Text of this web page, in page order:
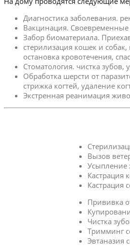
Диагностика заболевания.
Вакцинация.
Забор биоматериала.
стерилизация кошек и
остановка кровотечения,
Стоматология. чистка зубов,
Обработка шерсти от
стрижка когтей, удаление
Экстренная реанимация
Вызов
Усыпление
Кастрация
Кастрация
Прививка
Чистка
Тримминг
Эвтаназия